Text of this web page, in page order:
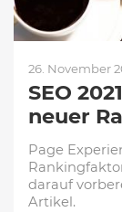
26. November
SEO
neuer
Page
darauf
Artikel.